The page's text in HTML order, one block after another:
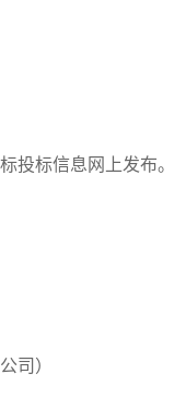
投标信息 网上发布。
司）